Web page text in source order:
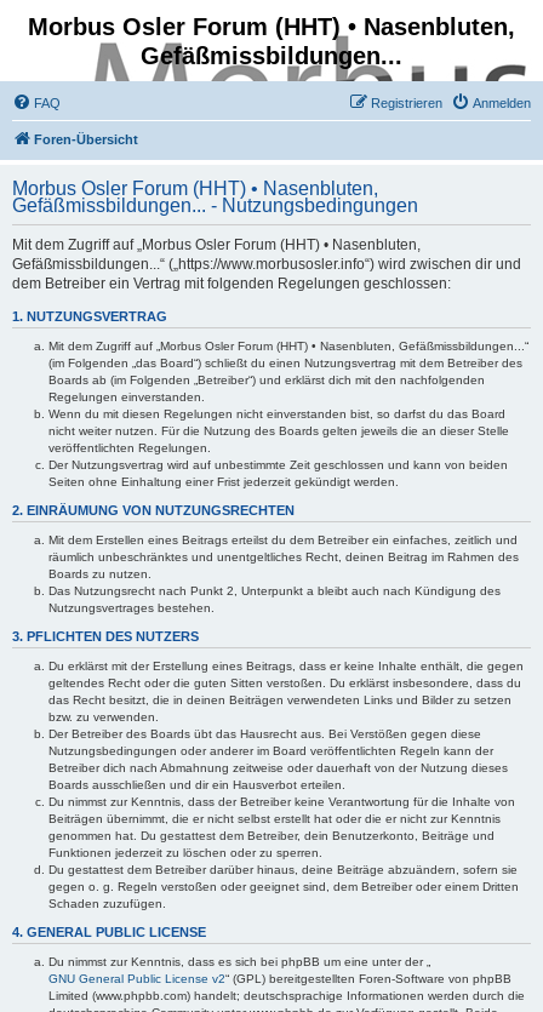
Morbus Osler Forum (HHT) • Nasenbluten,
Gefäßmissbildungen...
FAQ Anmelden
Registrieren
Foren-Übersicht
Morbus Osler Forum (HHT) • Nasenbluten,
Gefäßmissbildungen... - Nutzungsbedingungen
Mit dem Zugriff auf „Morbus Osler Forum (HHT) • Nasenbluten,
Gefäßmissbildungen...“ („https://www.morbusosler.info“) wird zwischen dir und
dem Betreiber ein Vertrag mit folgenden Regelungen geschlossen:
1. NUTZUNGSVERTRAG
Mit dem Zugriff auf „Morbus Osler Forum (HHT) • Nasenbluten, Gefäßmissbildungen...“
(im Folgenden „das Board“) schließt du einen Nutzungsvertrag mit dem Betreiber des
Boards ab (im Folgenden „Betreiber“) und erklärst dich mit den nachfolgenden
Regelungen einverstanden.
Wenn du mit diesen Regelungen nicht einverstanden bist, so darfst du das Board
nicht weiter nutzen. Für die Nutzung des Boards gelten jeweils die an dieser Stelle
veröffentlichten Regelungen.
Der Nutzungsvertrag wird auf unbestimmte Zeit geschlossen und kann von beiden
Seiten ohne Einhaltung einer Frist jederzeit gekündigt werden.
2. EINRÄUMUNG VON NUTZUNGSRECHTEN
Mit dem Erstellen eines Beitrags erteilst du dem Betreiber ein einfaches, zeitlich und
räumlich unbeschränktes und unentgeltliches Recht, deinen Beitrag im Rahmen des
Boards zu nutzen.
Das Nutzungsrecht nach Punkt 2, Unterpunkt a bleibt auch nach Kündigung des
Nutzungsvertrages bestehen.
3. PFLICHTEN DES NUTZERS
Du erklärst mit der Erstellung eines Beitrags, dass er keine Inhalte enthält, die gegen
geltendes Recht oder die guten Sitten verstoßen. Du erklärst insbesondere, dass du
das Recht besitzt, die in deinen Beiträgen verwendeten Links und Bilder zu setzen
bzw. zu verwenden.
Der Betreiber des Boards übt das Hausrecht aus. Bei Verstößen gegen diese
Nutzungsbedingungen oder anderer im Board veröffentlichten Regeln kann der
Betreiber dich nach Abmahnung zeitweise oder dauerhaft von der Nutzung dieses
Boards ausschließen und dir ein Hausverbot erteilen.
Du nimmst zur Kenntnis, dass der Betreiber keine Verantwortung für die Inhalte von
Beiträgen übernimmt, die er nicht selbst erstellt hat oder die er nicht zur Kenntnis
genommen hat. Du gestattest dem Betreiber, dein Benutzerkonto, Beiträge und
Funktionen jederzeit zu löschen oder zu sperren.
Du gestattest dem Betreiber darüber hinaus, deine Beiträge abzuändern, sofern sie
gegen o. g. Regeln verstoßen oder geeignet sind, dem Betreiber oder einem Dritten
Schaden zuzufügen.
4. GENERAL PUBLIC LICENSE
Du nimmst zur Kenntnis, dass es sich bei phpBB um eine unter der „
GNU General Public License v2“ (GPL) bereitgestellten Foren-Software von phpBB
Limited (www.phpbb.com) handelt; deutschsprachige Informationen werden durch die